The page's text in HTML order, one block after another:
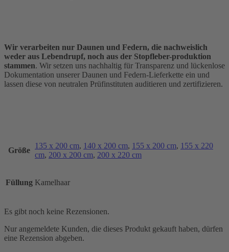
Wir verarbeiten nur Daunen und Federn, die nachweislich
weder aus Lebendrupf, noch aus der Stopfleber-produktion
stammen. Wir setzen uns nachhaltig für Transparenz und lückenlose
Dokumentation unserer Daunen und Federn-Lieferkette ein und
lassen diese von neutralen Prüfinstituten auditieren und zertifizieren.
Größe
135 x 200 cm, 140 x 200 cm, 155 x 200 cm, 155 x 220
cm, 200 x 200 cm, 200 x 220 cm
Füllung Kamelhaar
Es gibt noch keine Rezensionen.
Nur angemeldete Kunden, die dieses Produkt gekauft haben, dürfen
eine Rezension abgeben.